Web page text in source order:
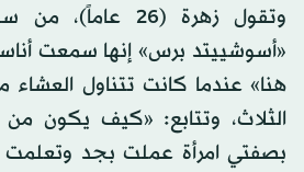
وتقول زهرة (26
«أسوشييتد برس» إنها سمعت
هنا» عندما كانت تتناول العشاء
الثلاث، وتتابع: «كيف يكون
بصفتي امرأة عملت بجد